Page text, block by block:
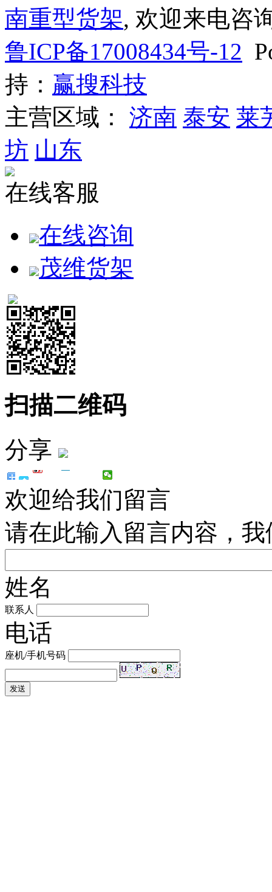
南重型货架, 欢迎来电咨
鲁ICP备17008434号-12
持： 赢搜科技
主营区域： 济南 泰安 莱
坊 山东
在线客服
在线咨询
茂维货架
扫描二维码
分享
欢迎给我们留言
请在此输入留言内容，
姓名
联系人
电话
座机/手机号码